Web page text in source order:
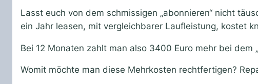
Lasst euch von dem schmissigen „abonnieren“ nicht
ein Jahr leasen, mit vergleichbarer Laufleistung, kostet
Bei 12 Monaten zahlt man also 3400 Euro mehr bei
Womit möchte man diese Mehrkosten rechtfertigen?